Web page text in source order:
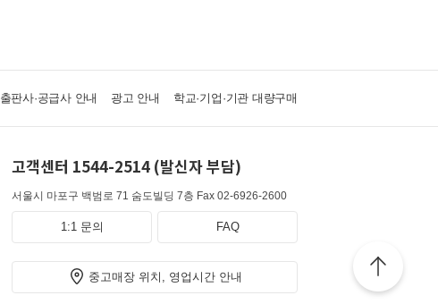
출판사·공급사 안내 광고 안내 학교·기업·기관 대량구매
고객센터 1544-2514 (발신자 부담)
서울시 마포구 백범로 71 숨도빌딩 7층 Fax 02-6926-2600
1:1 문의 FAQ
중고매장 위치, 영업시간 안내